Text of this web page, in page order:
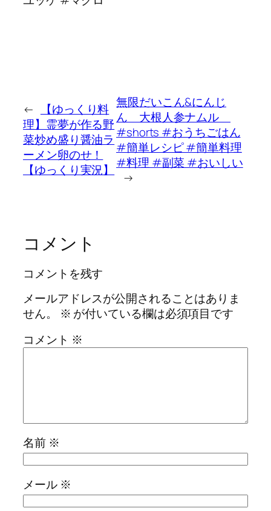
←
【ゆっくり料
理】霊夢が作る野
菜炒め盛り醤油ラ
ーメン卵のせ！
【ゆっくり実況】
無限だいこん&にんじ
ん 大根人参ナムル
#shorts #おうちごはん
#簡単レシピ #簡単料理
#料理 #副菜 #おいしい
→
コメント
コメントを残す
メールアドレスが公開されることはありま
せん。
※ が付いている欄は必須項目です
コメント ※
名前 ※
メール ※